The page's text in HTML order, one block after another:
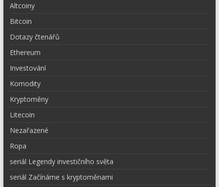
Altcoiny
Bitcoin
Dotazy čtenářů
Ethereum
Investování
Komodity
Kryptoměny
Litecoin
Nezařazené
Ropa
seriál Legendy investičního světa
seriál Začínáme s kryptoměnami